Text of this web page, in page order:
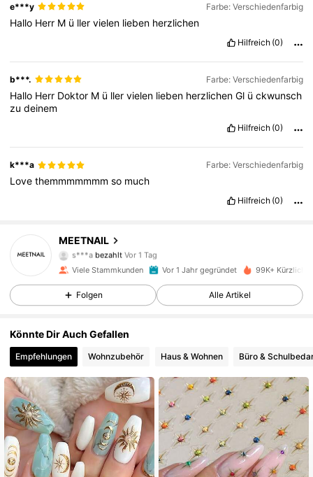
e***y Farbe: Verschiedenfarbig
Hallo Herr M ü llervielen lieben herzlichen
Hilfreich (0)
b***. Farbe: Verschiedenfarbig
Hallo Herr Doktor M ü llervielen lieben herzlichenGl ückwunsch
zudeinem
Hilfreich (0)
k***a Farbe: Verschiedenfarbig
Lovethemmmmmmmso much
Hilfreich (0)
MEETNAIL
s***abezahlt
c***5 istVor 1 Taggefolgt
4,92
7.7K Follower
4,92 7.7K Follower
4,92 7.7K Follower
4,92 7.7K Follower
4,92 7.7K Follower
Viele Stammkunden Vor 1 Jahr gegründet 99K+ Kürzlich
Folgen Alle Artikel
Könnte Dir Auch Gefallen
Empfehlungen Wohnzubehör Haus & Wohnen Büro &